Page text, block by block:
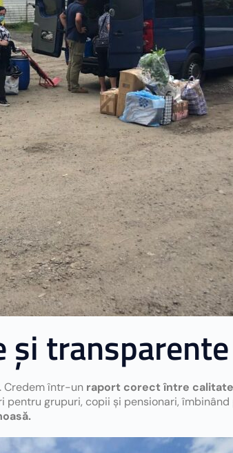
și transparente
Credem într-un raport corect între
pentru grupuri, copii și pensionari,